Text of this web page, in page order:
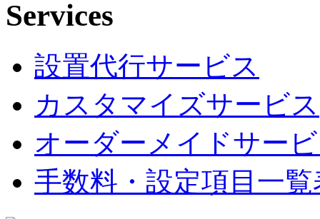
設置代行サービス
カスタマイズサービス
オーダーメイドサー
手数料・設定項目一覧